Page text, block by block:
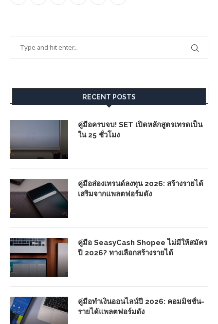
RECENT POSTS
คู่มือครบจบ! SET เปิดหลักสูตรเทรดเป็น
ใน 25 ชั่วโมง
คู่มือส่องเทรนด์ลงทุน 2026: สร้างรายได้
เสริมจากแพลตฟอร์มดัง
คู่มือ SeasyCash Shopee ไม่มีให้สมัคร
ปี 2026? ทางเลือกสร้างรายได้
คู่มือทำเงินออนไลน์ปี 2026: คอมมิชชั่น-
รายได้แพลตฟอร์มดัง